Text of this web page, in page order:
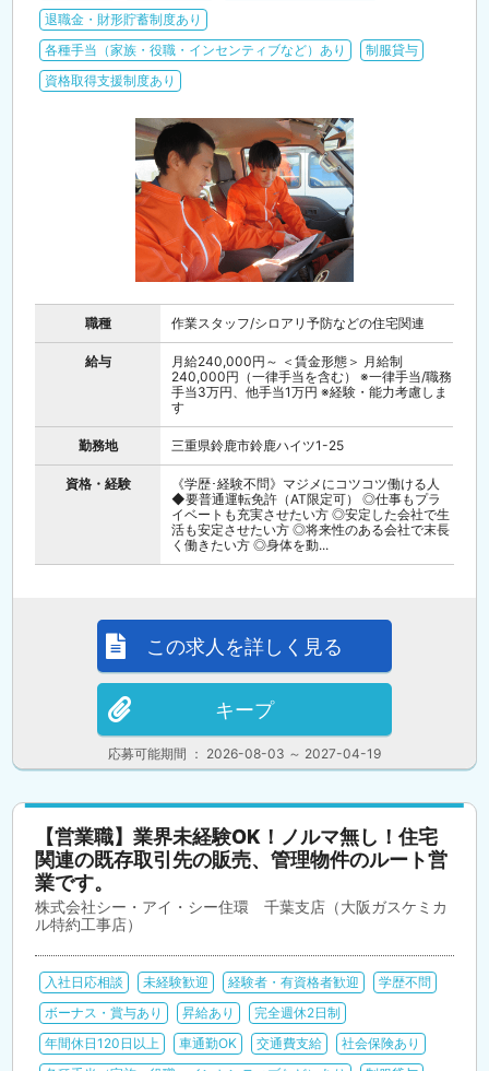
退職金・財形貯蓄制度あり
各種手当（家族・役職・インセンティブなど）あり
制服貸与
資格取得支援制度あり
職種 作業スタッフ/シロアリ予防などの住宅関連
給与
月給240,000円～ ＜賃金形態＞ 月給制
240,000円（一律手当を含む） ※一律手当/職務
手当3万円、他手当1万円 ※経験・能力考慮しま
す
勤務地 三重県鈴鹿市鈴鹿ハイツ1-25
資格・経験
《学歴･経験不問》マジメにコツコツ働ける人
◆要普通運転免許（AT限定可） ◎仕事もプラ
イベートも充実させたい方 ◎安定した会社で生
活も安定させたい方 ◎将来性のある会社で末長
く働きたい方 ◎身体を動...
応募可能期間 ： 2026-08-03 ～ 2027-04-19
この求人を詳しく見る
キープ
【営業職】業界未経験OK！ノルマ無し！住宅
関連の既存取引先の販売、管理物件のルート営
業です。
株式会社シー・アイ・シー住環 千葉支店（大阪ガスケミカ
ル特約工事店）
入社日応相談 未経験歓迎 経験者・有資格者歓迎
学歴不問
ボーナス・賞与あり
昇給あり
完全週休2日制
年間休日120日以上
車通勤OK 交通費支給
社会保険あり